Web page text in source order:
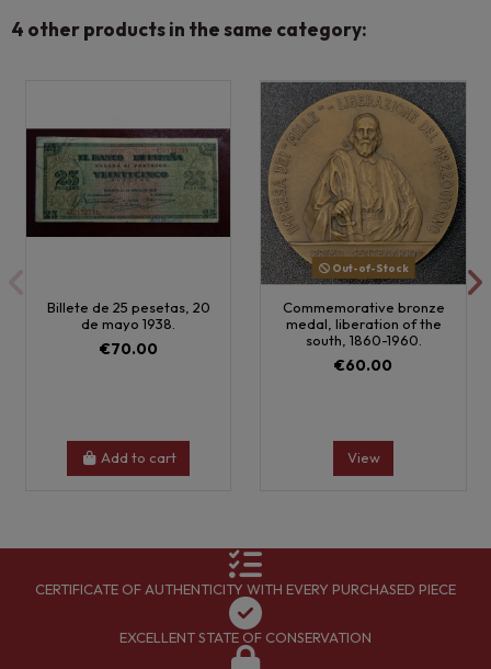
4 other products in the same category:
Billete de 25 pesetas, 20
de mayo 1938.
€70.00
Add to cart
Out-of-Stock
Commemorative bronze
medal, liberation of the
south, 1860-1960.
€60.00
View
CERTIFICATE OF AUTHENTICITY WITH EVERY PURCHASED PIECE
EXCELLENT STATE OF CONSERVATION